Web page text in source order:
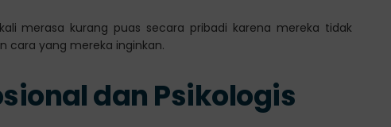
merasa kurang puas secara pribadi karena mereka tidak
cara yang mereka inginkan.
dan Psikologis